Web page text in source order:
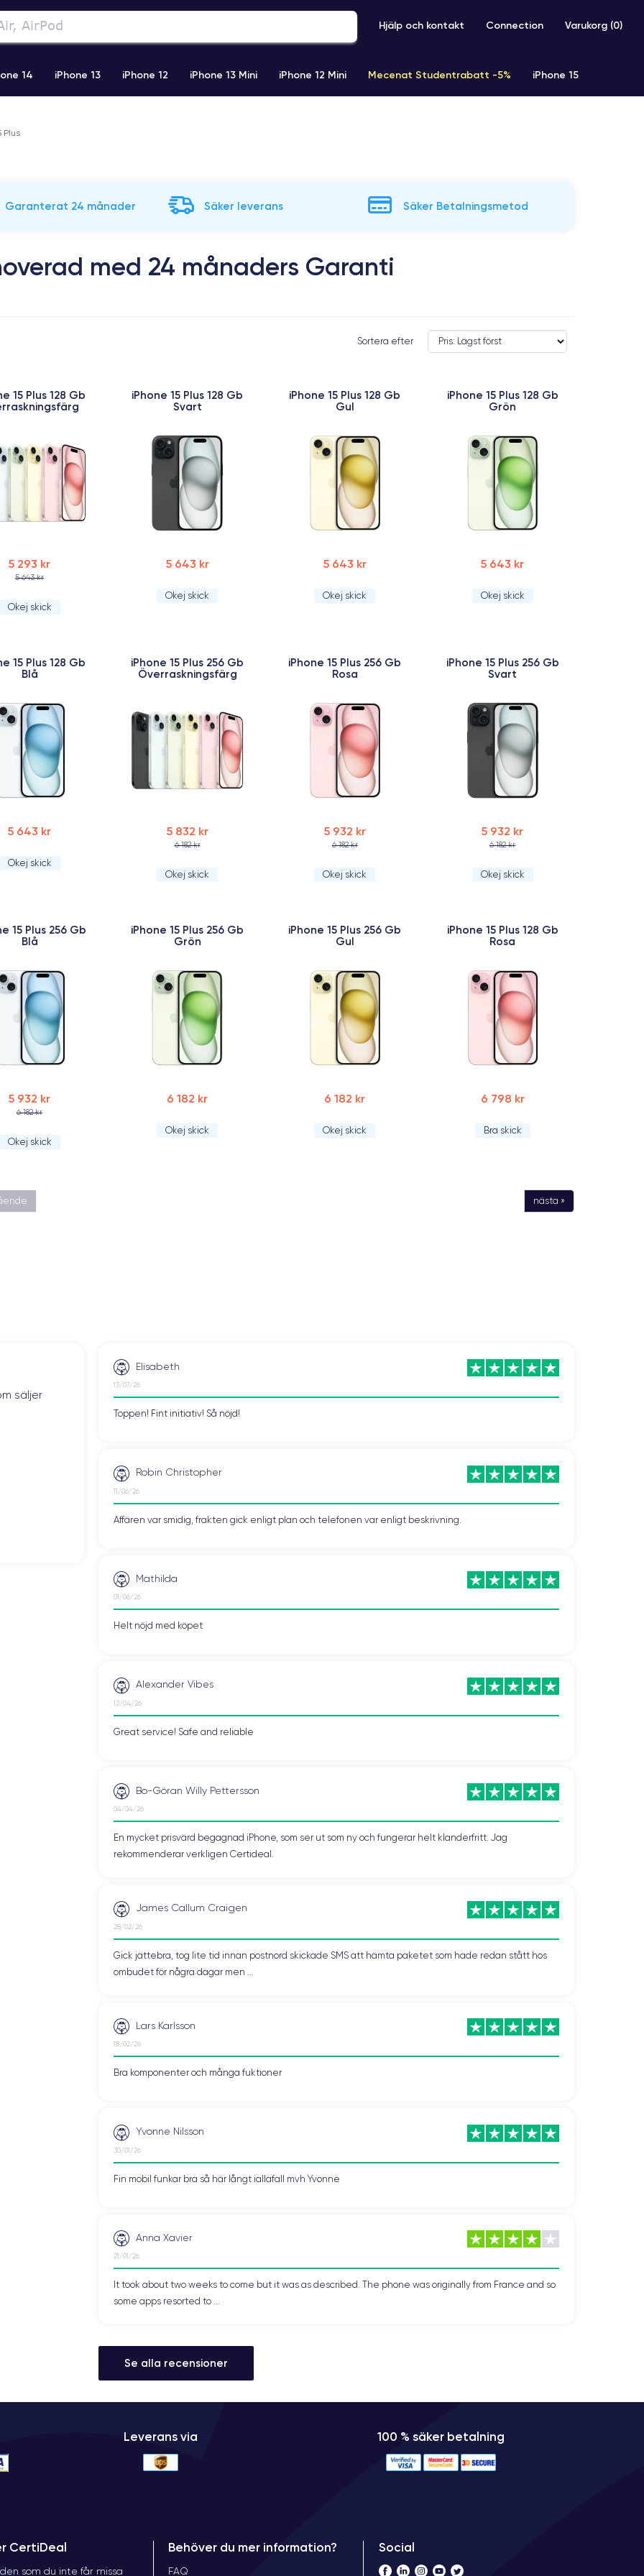
Hjälp och kontakt Connection Varukorg (0)
14 iPhone 13 iPhone 12 iPhone 13 Mini iPhone 12 Mini Mecenat Studentrabatt -5% iPhone 15
Plus
Garanterat 24 månader Säker leverans Säker Betalningsmetod
med 24 månaders Garanti
Sortera efter
15 Plus 128 Gb
5 293 kr
5 643 kr
Okej skick
iPhone 15 Plus 128 Gb
Svart
5 643 kr
Okej skick
iPhone 15 Plus 128 Gb
Gul
5 643 kr
Okej skick
iPhone 15 Plus 128 Gb
Grön
5 643 kr
Okej skick
15 Plus 128 Gb
Blå
5 643 kr
Okej skick
iPhone 15 Plus 256 Gb
Överraskningsfärg
5 832 kr
6 182 kr
Okej skick
iPhone 15 Plus 256 Gb
Rosa
5 932 kr
6 182 kr
Okej skick
iPhone 15 Plus 256 Gb
Svart
5 932 kr
6 182 kr
Okej skick
15 Plus 256 Gb
Blå
5 932 kr
6 182 kr
Okej skick
iPhone 15 Plus 256 Gb
Grön
6 182 kr
Okej skick
iPhone 15 Plus 256 Gb
Gul
6 182 kr
Okej skick
iPhone 15 Plus 128 Gb
Rosa
6 798 kr
Bra skick
nästa »
säljer
Elisabeth
13/07/26
Toppen! Fint initiativ! Så nöjd!
Robin Christopher
11/06/26
Affären var smidig, frakten gick enligt plan och telefonen var enligt beskrivning.
Mathilda
01/06/26
Helt nöjd med köpet
Alexander Vibes
12/04/26
Great service! Safe and reliable
Bo-Göran Willy Pettersson
04/04/26
En mycket prisvärd begagnad iPhone, som ser ut som ny och fungerar helt klanderfritt. Jag
rekommenderar verkligen Certideal.
James Callum Craigen
28/02/26
Gick jättebra, tog lite tid innan postnord skickade SMS att hämta paketet som hade redan stått hos
ombudet för några dagar men ...
Lars Karlsson
18/02/26
Bra komponenter och många fuktioner
Yvonne Nilsson
30/01/26
Fin mobil funkar bra så här långt iallafall mvh Yvonne
Anna Xavier
21/01/26
It took about two weeks to come but it was as described. The phone was originally from France and so
some apps resorted to ...
Se alla recensioner
Leverans via 100 % säker betalning
CertiDeal
som du inte får missa
Behöver du mer information?
FAQ
Social